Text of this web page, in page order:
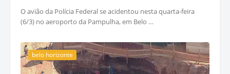
O avião da Polícia Federal se acidentou nesta quarta-feira
(6/3) no aeroporto da Pampulha, em Belo …
belo horizonte